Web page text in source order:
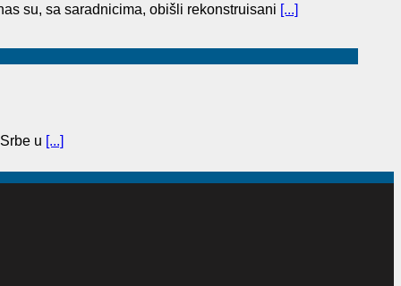
su, sa saradnicima, obišli rekonstruisani [...]
u [...]